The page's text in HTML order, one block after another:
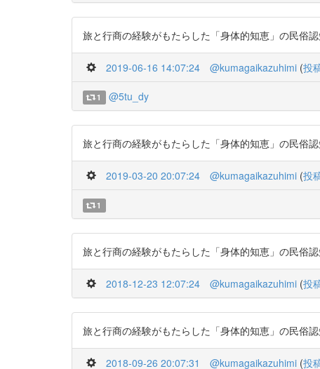
旅と行商の経験がもたらした「身体的知恵」の民俗
2019-06-16 14:07:24 @kumagaikazuhimi (投
1 @5tu_dy
旅と行商の経験がもたらした「身体的知恵」の民俗
2019-03-20 20:07:24 @kumagaikazuhimi (投
1
旅と行商の経験がもたらした「身体的知恵」の民俗
2018-12-23 12:07:24 @kumagaikazuhimi (投
旅と行商の経験がもたらした「身体的知恵」の民俗
2018-09-26 20:07:31 @kumagaikazuhimi (投